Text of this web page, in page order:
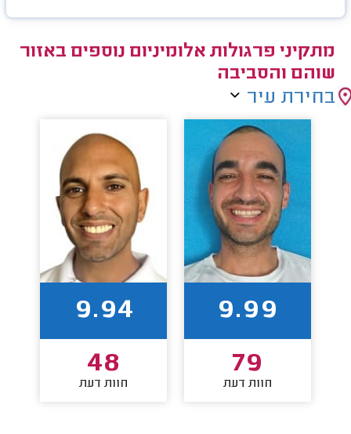
מתקיני פרגולות אלומיניום נוספים באזור
שוהם והסביבה
בחירת עיר
9.99
79
חוות דעת
9.94
48
חוות דעת